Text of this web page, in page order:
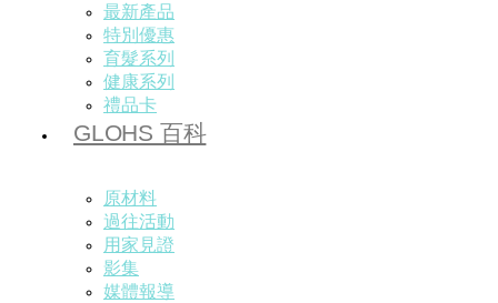
最新產品
特別優惠
育髮系列
健康系列
禮品卡
GLOHS 百科
原材料
過往活動
用家見證
影集
媒體報導